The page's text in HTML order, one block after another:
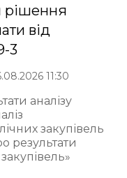
рішення
від
3
11:30
аналізу
закупівель
результати